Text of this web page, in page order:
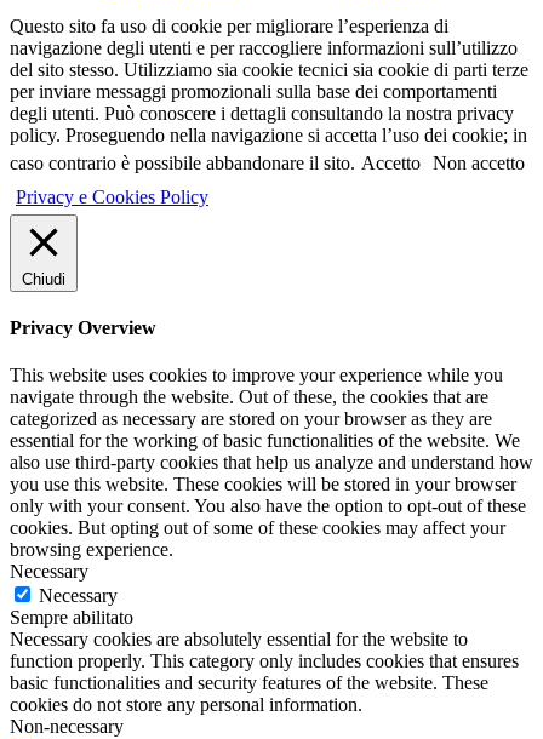
Questo sito fa uso di cookie per migliorare l’esperienza di
navigazione degli utenti e per raccogliere informazioni sull’utilizzo
del sito stesso. Utilizziamo sia cookie tecnici sia cookie di parti terze
per inviare messaggi promozionali sulla base dei comportamenti
degli utenti. Può conoscere i dettagli consultando la nostra privacy
policy. Proseguendo nella navigazione si accetta l’uso dei cookie; in
caso contrario è possibile abbandonare il sito. Accetto Non accetto
Privacy e Cookies Policy
Chiudi
Privacy Overview
This website uses cookies to improve your experience while you
navigate through the website. Out of these, the cookies that are
categorized as necessary are stored on your browser as they are
essential for the working of basic functionalities of the website. We
also use third-party cookies that help us analyze and understand how
you use this website. These cookies will be stored in your browser
only with your consent. You also have the option to opt-out of these
cookies. But opting out of some of these cookies may affect your
browsing experience.
Necessary
Necessary
Sempre abilitato
Necessary cookies are absolutely essential for the website to
function properly. This category only includes cookies that ensures
basic functionalities and security features of the website. These
cookies do not store any personal information.
Non-necessary